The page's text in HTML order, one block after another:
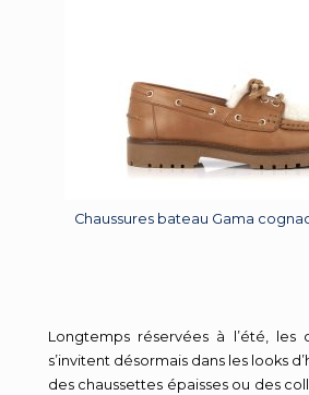
Chaussures bateau Gama
Longtemps réservées à l’été, les
s’invitent désormais dans les looks
des chaussettes épaisses ou des